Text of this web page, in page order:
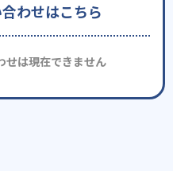
わせはこちら
せは現在できません